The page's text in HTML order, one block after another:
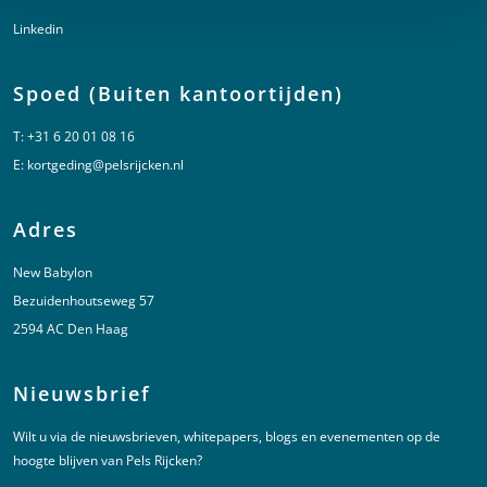
Linkedin
Spoed (Buiten kantoortijden)
T:+31 6 20 01 08 16
E: kortgeding@pelsrijcken.nl
Adres
New Babylon
Bezuidenhoutseweg 57
2594 AC Den Haag
Nieuwsbrief
Wilt u via de nieuwsbrieven, whitepapers, blogs en evenementen op de
hoogte blijven van Pels Rijcken?